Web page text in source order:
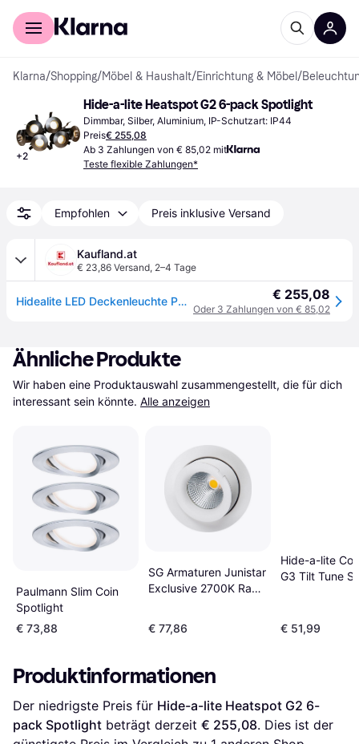
Für Shopper
Klarna/Shopping/Möbel & Haushalt/Einrichtung & Möbel /
+2
Hide-a-lite Heatspot G2 6-pack Spotlight
Dimmbar, Silber, Aluminium, IP-Schutzart: IP44
Preis€ 255,08
Ab 3 Zahlungen von € 85,02 mit
Teste flexible Zahlungen*
Empfohlen Preis inklusive Versand
Kaufland.at
€ 23,86 Versand, 2–4 Tage
Hidealite LED Deckenleuchte PRO Silber 0,66 W, 6 Stück € 255,08
Oder 3 Zahlungen von € 85,02
Ähnliche Produkte
Wir haben eine Produktauswahl zusammengestellt, die für dich
interessant sein könnte. Alle anzeigen
Paulmann Slim Coin
Spotlight
€ 73,88
SG Armaturen Junistar
Exclusive 2700K Ra
€ 77,86
Hide-a-lite
G3 Tilt Tune
€ 51,99
Produktinformationen
Der niedrigste Preis für Hide-a-lite Heatspot G2 6-
pack Spotlight beträgt derzeit € 255,08. Dies ist der